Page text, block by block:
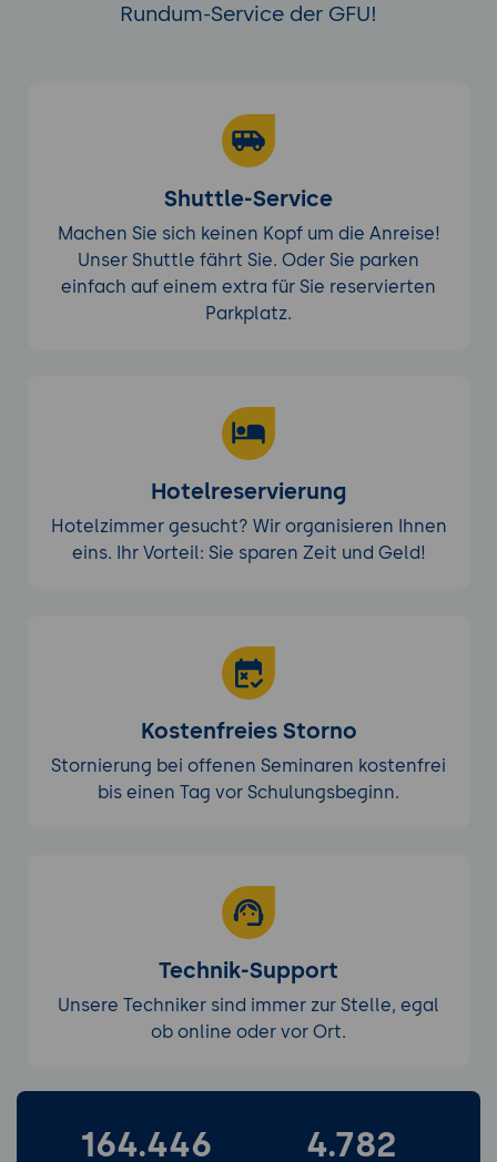
Rundum-Service der GFU!
Shuttle-Service
Machen Sie sich keinen Kopf um die Anreise!
Unser Shuttle fährt Sie. Oder Sie parken
einfach auf einem extra für Sie reservierten
Parkplatz.
Hotelreservierung
Hotelzimmer gesucht? Wir organisieren Ihnen
eins. Ihr Vorteil: Sie sparen Zeit und Geld!
Kostenfreies Storno
Stornierung bei offenen Seminaren kostenfrei
bis einen Tag vor Schulungsbeginn.
Technik-Support
Unsere Techniker sind immer zur Stelle, egal
ob online oder vor Ort.
Weitere Services entdecken
164.446 4.782